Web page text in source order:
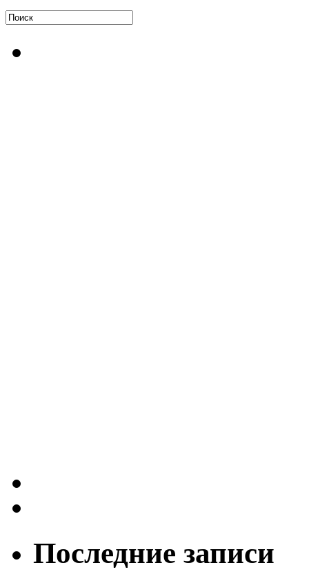
Последние записи